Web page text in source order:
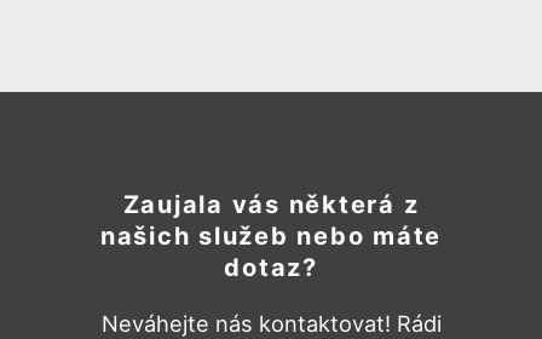
Zaujala vás některá z
našich služeb nebo máte
dotaz?
Neváhejte nás kontaktovat! Rádi